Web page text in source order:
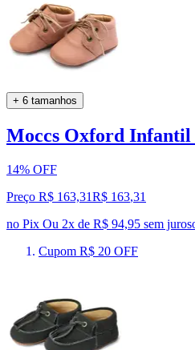
+ 6 tamanhos
Moccs Oxford Infantil
14% OFF
Preço R$ 163,31R$ 163,31
no Pix Ou 2x de R$ 94,95 sem juros
Cupom R$ 20 OFF